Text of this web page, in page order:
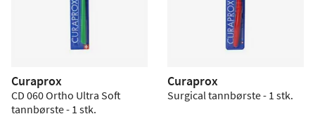
Curaprox
CD 060 Ortho Ultra Soft
tannbørste - 1 stk.
Curaprox
Surgical tannbørste - 1 stk.